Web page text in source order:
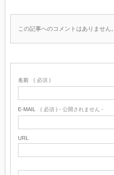
この記事へのコメントはありません。
名前 ( 必須 )
E-MAIL ( 必須 ) - 公開されません -
URL